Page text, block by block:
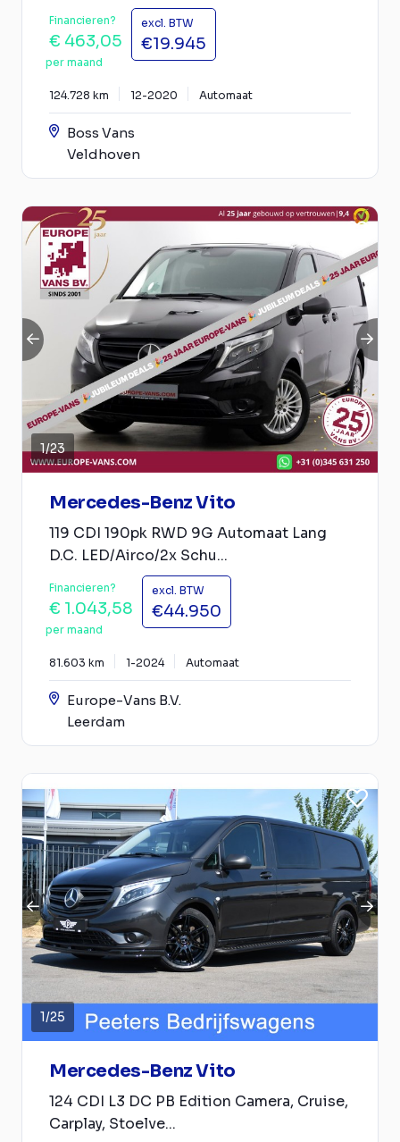
Financieren?
€ 463,05
per maand
excl. BTW
€19.945
124.728 km 12-2020 Automaat
Boss Vans
Veldhoven
1/23
Mercedes-Benz Vito
119 CDI 190pk RWD 9G Automaat Lang
D.C. LED/Airco/2x Schu...
Financieren?
€ 1.043,58
per maand
excl. BTW
€44.950
81.603 km 1-2024 Automaat
Europe-Vans B.V.
Leerdam
1/25
Mercedes-Benz Vito
124 CDI L3 DC PB Edition Camera, Cruise,
Carplay, Stoelve...